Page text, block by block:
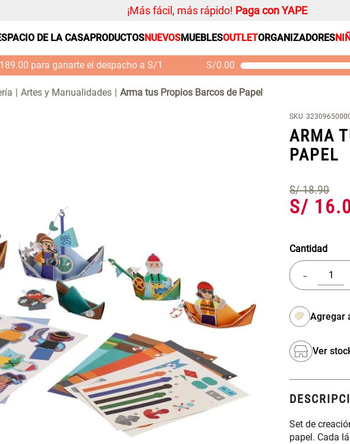
¡Más fácil, más rápido! Paga con YAPE
DE LA CASAPRODUCTOSNUEVOSMUEBLESOUTLETORGANIZADORES
para ganarte el despacho a S/1 S/0.00
Artes y Manualidades Arma tus Propios Barcos de Papel
SKU
ARMA
PAPEL
S/ 18.90
S/ 16.
Cantidad
-
Ver
Set de
papel. Cada
Bambú Inodoro con
Puerta 65x28x171 cm
S/ 261.00 S/
Organizador
Alfombra
Cojin